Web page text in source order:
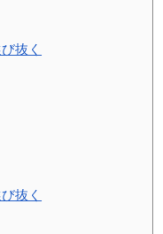
抜く
抜く